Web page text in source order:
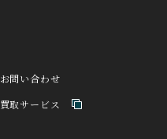
お問い合わせ
買取サービス